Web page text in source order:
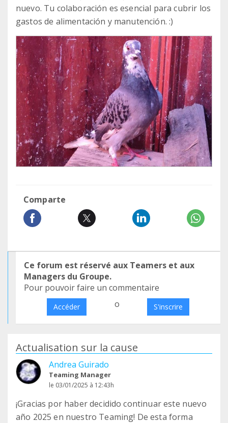
nuevo. Tu colaboración es esencial para cubrir los
gastos de alimentación y manutención. :)
Comparte
Ce forum est réservé aux Teamers et aux
Managers du Groupe.
Pour pouvoir faire un commentaire
Accéder o S'inscrire
Actualisation sur la cause
Andrea Guirado
Teaming Manager
le 03/01/2025 à 12:43h
¡Gracias por haber decidido continuar este nuevo
año 2025 en nuestro Teaming! De esta forma